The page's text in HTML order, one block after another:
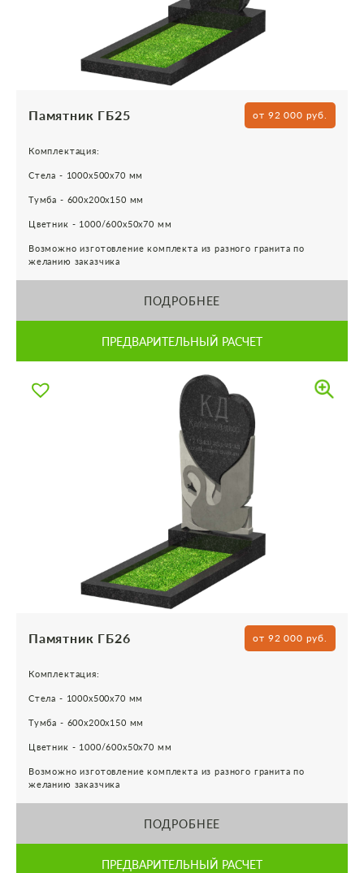
Памятник ГБ25 от 92 000 руб.
Комплектация:
Стела - 1000х500х70 мм
Тумба - 600х200х150 мм
Цветник - 1000/600х50х70 мм
Возможно изготовление комплекта из разного гранита по
желанию заказчика
ПОДРОБНЕЕ
ПРЕДВАРИТЕЛЬНЫЙ РАСЧЕТ
Памятник ГБ26 от 92 000 руб.
Комплектация:
Стела - 1000х500х70 мм
Тумба - 600х200х150 мм
Цветник - 1000/600х50х70 мм
Возможно изготовление комплекта из разного гранита по
желанию заказчика
ПОДРОБНЕЕ
ПРЕДВАРИТЕЛЬНЫЙ РАСЧЕТ